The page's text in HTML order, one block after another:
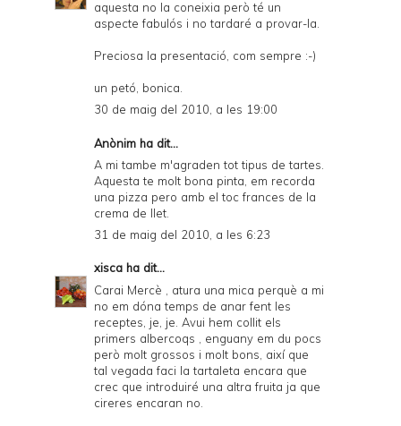
aquesta no la coneixia però té un
aspecte fabulós i no tardaré a provar-la.
Preciosa la presentació, com sempre :-)
un petó, bonica.
30 de maig del 2010, a les 19:00
Anònim ha dit...
A mi tambe m'agraden tot tipus de tartes.
Aquesta te molt bona pinta, em recorda
una pizza pero amb el toc frances de la
crema de llet.
31 de maig del 2010, a les 6:23
xisca ha dit...
Carai Mercè , atura una mica perquè a mi
no em dóna temps de anar fent les
receptes, je, je. Avui hem collit els
primers albercoqs , enguany em du pocs
però molt grossos i molt bons, així que
tal vegada faci la tartaleta encara que
crec que introduiré una altra fruita ja que
cireres encaran no.